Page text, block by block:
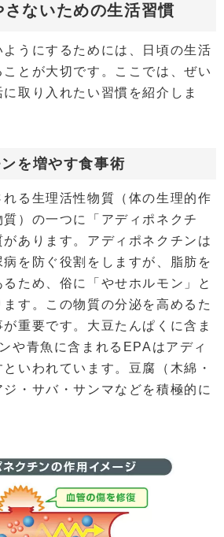
ないための生活習慣
うにするためには、日頃の生活
とが大切です。ここでは、ぜい
取り入れたい習慣を紹介しま
を増やす食事術
る生理活性物質（体の生理的作
）の一つに「アディポネクチ
あります。アディポネクチンは
を防ぐ役割をしますが、脂肪を
ため、俗に「やせホルモン」と
す。この物質の分泌を高めるた
重要です。大豆たんぱくに含ま
や青魚に含まれるEPAはアディ
いわれています。豆腐（木綿・
・サバ・サンマなどを積極的に